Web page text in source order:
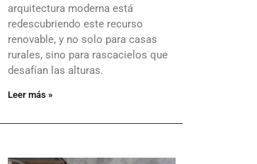
arquitectura moderna está
redescubriendo este recurso
renovable, y no solo para casas
rurales, sino para rascacielos que
desafían las alturas.
Leer más »